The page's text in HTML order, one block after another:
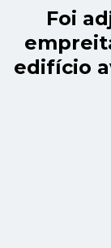
Foi
edifício